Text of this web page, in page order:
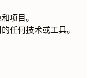
项目。
任何技术或工具。